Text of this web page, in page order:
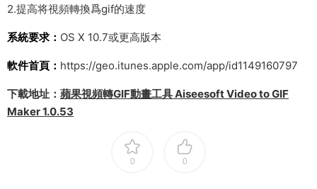
2.提高将視頻轉換爲gif的速度
系統要求： OS X 10.7或更高版本
軟件首頁： https://geo.itunes.apple.com/app/id1149160797
下載地址： 蘋果視頻轉GIF動畫工具 Aiseesoft Video to GIF
Maker 1.0.53
0 0